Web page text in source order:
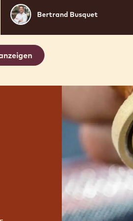
Bertrand
Busquet
Bertrand Busquet